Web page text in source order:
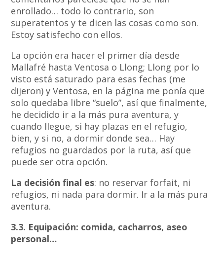
enrollado… todo lo contrario, son
superatentos y te dicen las cosas como son.
Estoy satisfecho con ellos.
La opción era hacer el primer día desde
Mallafré hasta Ventosa o Llong; Llong por lo
visto está saturado para esas fechas (me
dijeron) y Ventosa, en la página me ponía que
solo quedaba libre “suelo”, así que finalmente,
he decidido ir a la más pura aventura, y
cuando llegue, si hay plazas en el refugio,
bien, y si no, a dormir donde sea… Hay
refugios no guardados por la ruta, así que
puede ser otra opción.
La decisión final es: no reservar forfait, ni
refugios, ni nada para dormir. Ir a la más pura
aventura.
3.3. Equipación: comida, cacharros, aseo
personal…